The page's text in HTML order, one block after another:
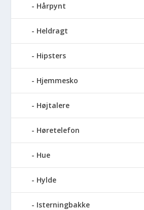
Hårpynt
Heldragt
Hipsters
Hjemmesko
Højtalere
Høretelefon
Hue
Hylde
Isterningbakke